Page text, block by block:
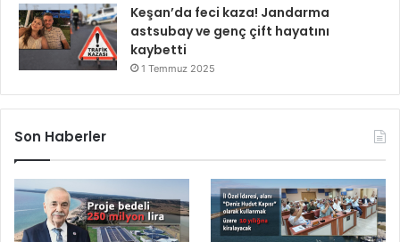
Keşan’da feci kaza! Jandarma
astsubay ve genç çift hayatını
kaybetti
1 Temmuz 2025
Son Haberler